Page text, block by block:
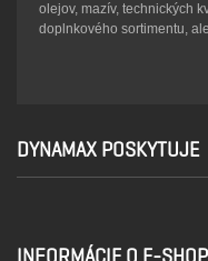
olejov, mazív, technických
doplnkového sortimentu,
DYNAMAX POSKYTUJE